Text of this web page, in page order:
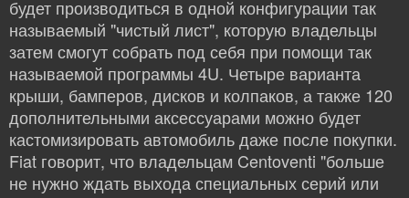
будет производиться в одной конфигурации так
называемый "чистый лист", которую владельцы
затем смогут собрать под себя при помощи так
называемой программы 4U. Четыре варианта
крыши, бамперов, дисков и колпаков, а также 120
дополнительными аксессуарами можно будет
кастомизировать автомобиль даже после покупки.
Fiat говорит, что владельцам Centoventi "больше
не нужно ждать выхода специальных серий или